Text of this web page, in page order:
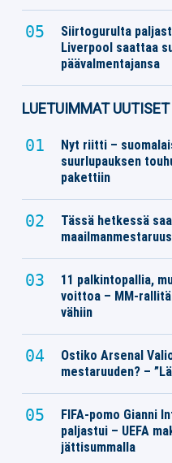
Siirtogurulta
Liverpool saattaa
päävalmentajansa
LUETUIMMAT UUTISET
Nyt riitti –
suurlupauksen
pakettiin
Tässä hetkessä
maailmanmestaruus
11 palkintopallia,
voittoa – MM-
vähiin
Ostiko Arsenal
mestaruuden? –
FIFA-pomo Gianni
paljastui – UEFA
jättisummalla